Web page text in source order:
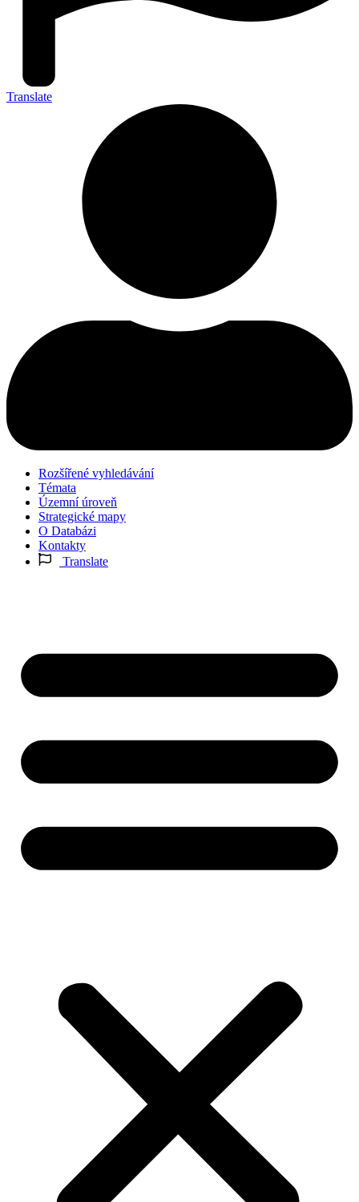
Translate
Rozšířené vyhledávání
Témata
Územní úroveň
Strategické mapy
O Databázi
Kontakty
Translate